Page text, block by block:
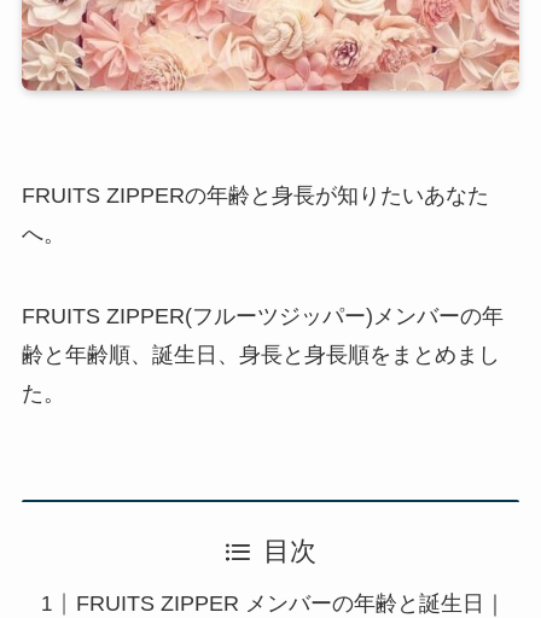
FRUITS ZIPPERの年齢と身長が知りたいあなた
へ。
FRUITS ZIPPER(フルーツジッパー)メンバーの年
齢と年齢順、誕生日、身長と身長順をまとめまし
た。
目次
FRUITS ZIPPER メンバーの年齢と誕生日｜